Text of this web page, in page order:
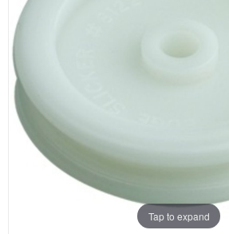
Aanbiedingen
Merken
Tap to expand